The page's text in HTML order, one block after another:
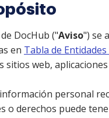
DocHub ("Aviso") se
en Tabla de
web,
personal
o derechos puede